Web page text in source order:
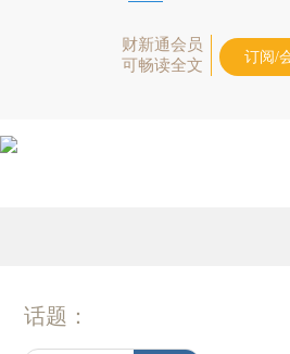
财新通会员
可畅读全文
订阅/
话题：